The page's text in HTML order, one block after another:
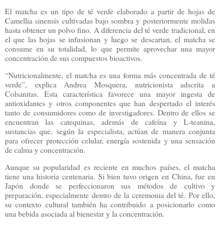
El matcha es un tipo de té verde elaborado a partir de hojas de
Camellia sinensis cultivadas bajo sombra y posteriormente molidas
hasta obtener un polvo fino. A diferencia del té verde tradicional, en
el que las hojas se infusionan y luego se descartan, el matcha se
consume en su totalidad, lo que permite aprovechar una mayor
concentración de sus compuestos bioactivos.
“Nutricionalmente, el matcha es una forma más concentrada de té
verde”, explica Andrea Mosquera, nutricionista adscrita a
Colsanitas. Esta característica favorece una mayor ingesta de
antioxidantes y otros componentes que han despertado el interés
tanto de consumidores como de investigadores. Dentro de ellos se
encuentran las catequinas, además de cafeína y L-teanina,
sustancias que, según la especialista, actúan de manera conjunta
para ofrecer protección celular, energía sostenida y una sensación
de calma y concentración.
Aunque su popularidad es reciente en muchos países, el matcha
tiene una historia centenaria. Si bien tuvo origen en China, fue en
Japón donde se perfeccionaron sus métodos de cultivo y
preparación, especialmente dentro de la ceremonia del té. Por ello,
su contexto cultural también ha contribuido a posicionarlo como
una bebida asociada al bienestar y la concentración.